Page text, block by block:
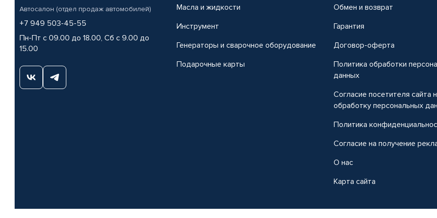
Автосалон (отдел продаж автомобилей)
+7 949 503-45-55
Пн-Пт с 09.00 до 18.00, Сб с 9.00 до
15.00
Масла и жидкости
Инструмент
Генераторы и сварочное оборудование
Подарочные карты
Обмен и возврат
Гарантия
Договор-оферта
Политика обработки
данных
Согласие посетителя сайта
обработку персональных
Политика
Согласие на получение
О нас
Карта сайта